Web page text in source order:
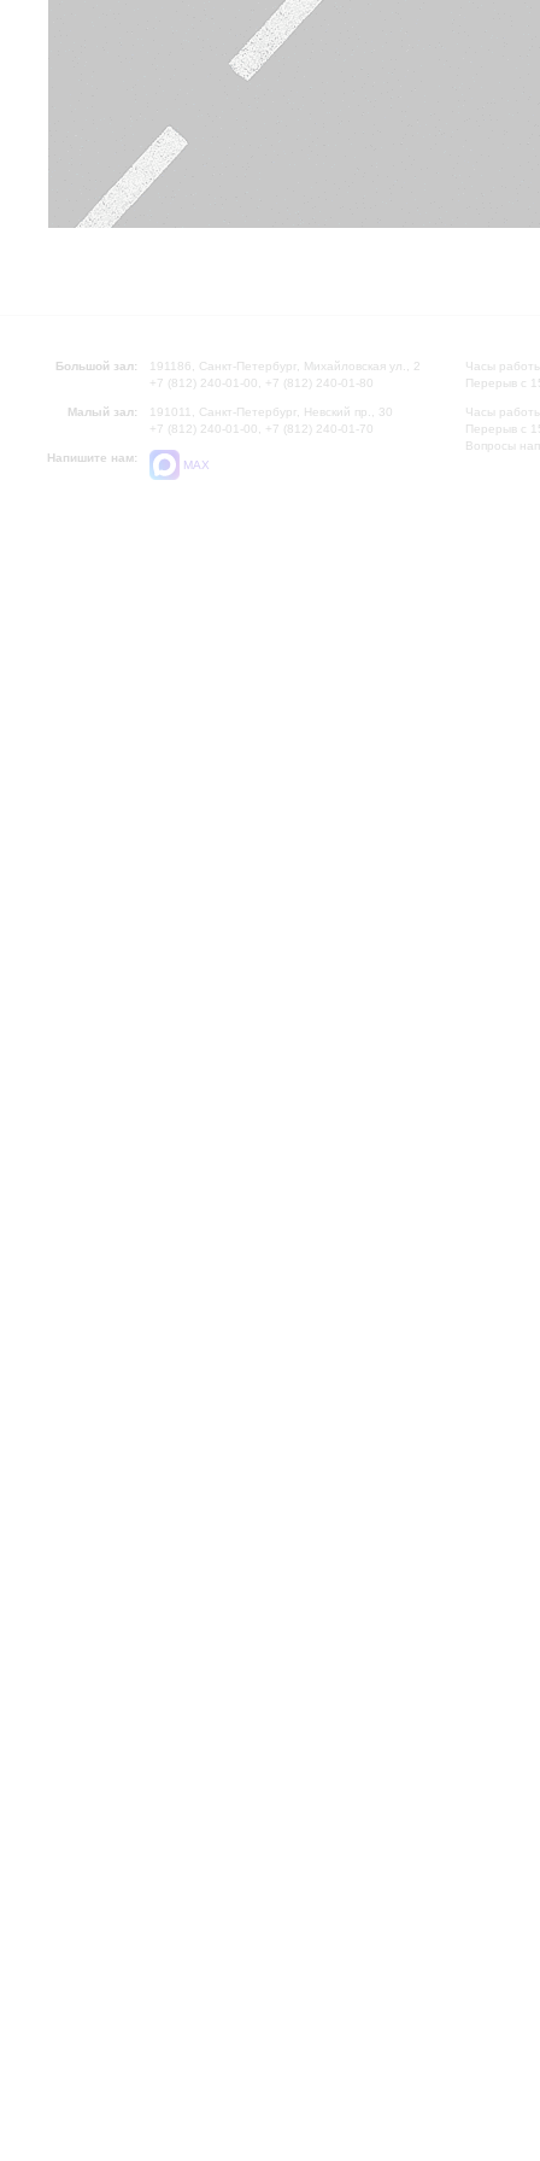
Большой зал:
191186, Санкт-Петербург, Михайловская ул., 2
+7 (812) 240-01-00, +7 (812) 240-01-80
Малый зал:
191011, Санкт-Петербург, Невский пр., 30
+7 (812) 240-01-00, +7 (812) 240-01-70
Напишите нам:
MAX
Часы
Перерыв с
Часы
Перерыв с
Вопросы